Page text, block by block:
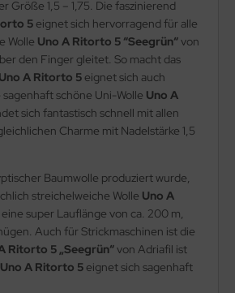
1,5 – 1,75. Die faszinierend
5 eignet sich hervorragend für alle
Wolle Uno A Ritorto 5 “Seegrün“von
den Finger gleitet. So macht das
A Ritorto 5 eignet sich auch
schöne Uni-Wolle Uno A
sich fantastisch schnell mit allen
Charme mit Nadelstärke 1,5
Baumwolle produziert wurde,
streichelweiche Wolle Uno A
super Lauflänge von ca. 200 m,
Auch für Strickmaschinen ist die
Ritorto 5 „Seegrün“von Adriafil ist
Uno A Ritorto 5 eignet sich sagenhaft